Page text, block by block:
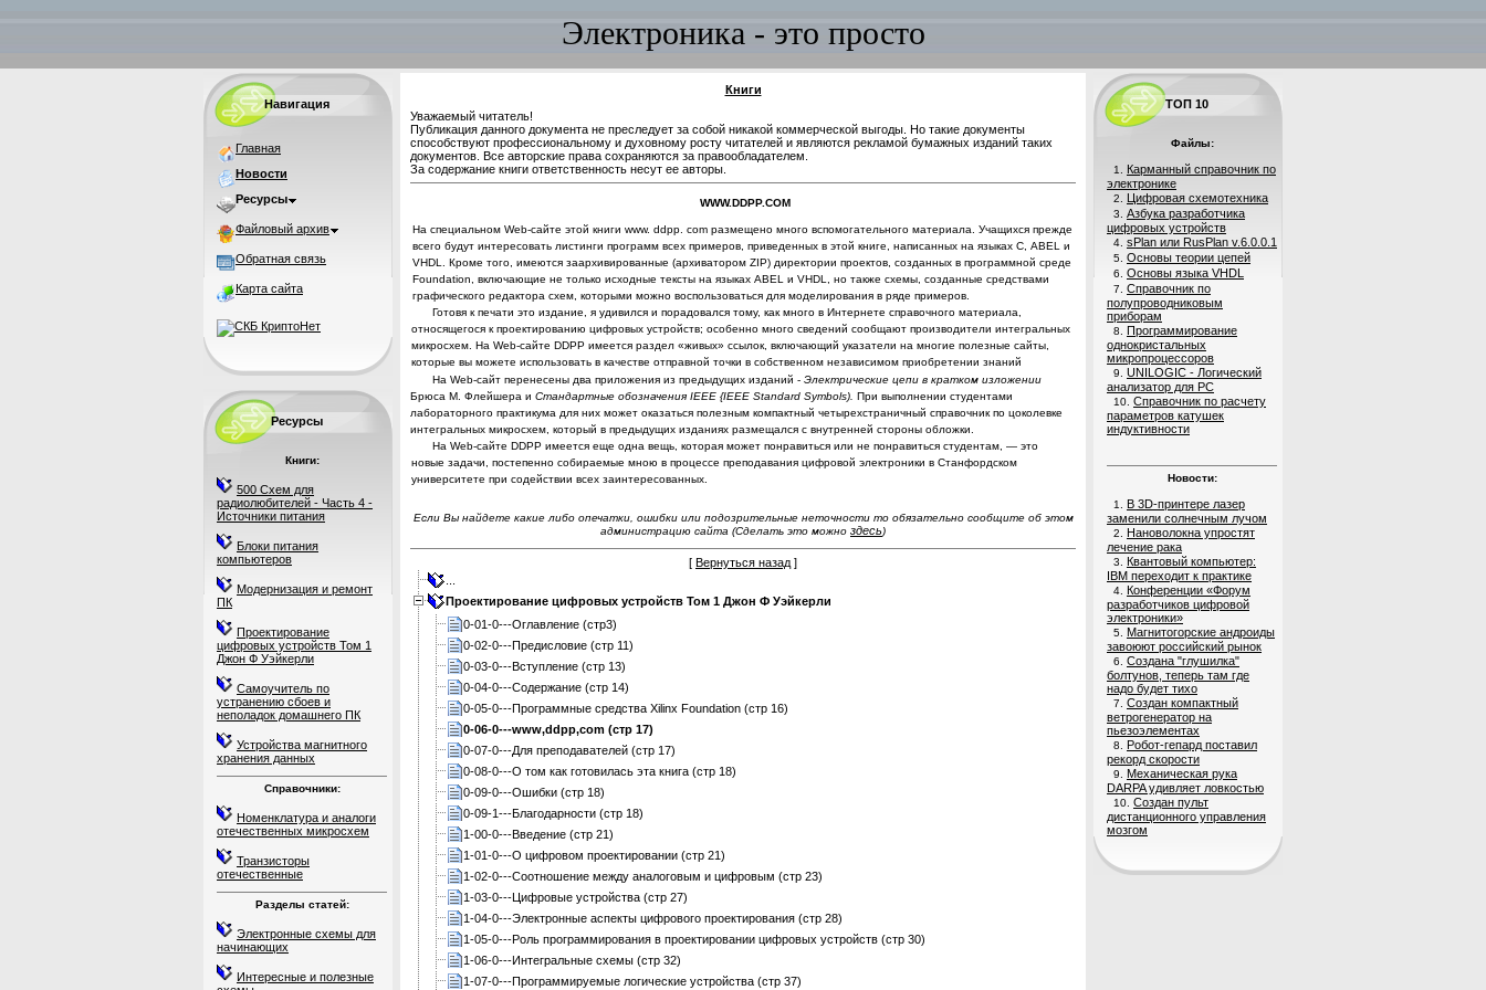
Электроника - это просто
Навигация
Главная
Новости
Ресурсы
Файловый архив
Обратная связь
Карта сайта
Ресурсы
Книги:
500 Схем для
радиолюбителей - Часть 4 -
Источники питания
Блоки питания
компьютеров
Модернизация и ремонт
ПК
Проектирование
цифровых устройств Том 1
Джон Ф Уэйкерли
Самоучитель по
устранению сбоев и
неполадок домашнего ПК
Устройства магнитного
хранения данных
Справочники:
Номенклатура и аналоги
отечественных микросхем
Транзисторы
отечественные
Разделы статей:
Электронные схемы для
начинающих
Интересные и полезные
Книги
Уважаемый читатель!
Публикация данного документа не преследует за собой никакой коммерческой выгоды. Но такие документы
способствуют профессиональному и духовному росту читателей и являются рекламой бумажных изданий таких
документов. Все авторские права сохраняются за правообладателем.
За содержание книги ответственность несут ее авторы.
WWW.DDPP.COM
На специальном Web-сайте этой книги www. ddpp. com размещено много вспо­могательного материала. Учащихся прежде
всего будут интересовать листинги программ всех примеров, приведенных в этой книге, написанных на языкахС, ABEL
и
VHDL
. Кроме того, имеются заархивированные (архиватором ZIP) ди­ректории проектов, созданных в программной среде
Foundation , включающие не только исходные тексты на языках ABEL и VHDL
, но также схемы, созданные средствами
графического редактора схем, которыми можно воспользоваться для моделирования в ряде примеров.
Готовя к печати это издание, я удивился и порадовался тому, как много в Ин­тернете справочного материала,
относящегося к проектированию цифровых уст­ройств; особенно много сведений сообщают производители интегральных
мик­росхем. На Web-сайте DDPP имеется раздел «живых» ссылок, включающий указатели на многие полезные сайты,
которые вы можете использовать в каче­стве отправной точки в собственном независимом приобретении знаний
НаWeb-сайт перенесены два приложения из предыдущих изданий -Элект­рические цепи в кратком изложении
Брюса М. Флейшера и Стандартные обо­значения IEEE {IEEE Standard Symbols). При выполнении студентами
лаборатор­ного практикума для них может оказаться полезным компактный четырехстраничный справочник по цоколевке
интегральных микросхем, кото­рый в предыдущих изданиях размещался с внутренней стороны обложки.
На Web-сайте DDPP имеется еще одна вещь, которая может понравиться или не понравиться студентам, — это
новые задачи, постепенно собираемые мною в процессе преподавания цифровой электроники в Станфордском
университете при содействии всех заинтересованных.
Если Вы найдете какие либо опечатки, ошибки или подозрительные неточности то обязательно сообщите об этом
администрацию сайта (Сделать это можно здесь)
[ Вернуться назад ]
Проектирование цифровых устройств Том 1 Джон Ф Уэйкерли
0-01-0---Оглавление (стр3)
0-02-0---Предисловие (стр 11)
0-03-0---Вступление (стр 13)
0-04-0---Содержание (стр 14)
0-05-0---Программные средства Xilinx Foundation (стр 16)
0-06-0---www,ddpp,com (стр 17)
0-07-0---Для преподавателей (стр 17)
0-08-0---О том как готовилась эта книга (стр 18)
0-09-0---Ошибки (стр 18)
0-09-1---Благодарности (стр 18)
1-00-0---Введение (стр 21)
1-01-0---О цифровом проектировании (стр 21)
1-02-0---Соотношение между аналоговым и цифровым (стр 23)
1-03-0---Цифровые устройства (стр 27)
1-04-0---Электронные аспекты цифрового проектирования (стр 28)
1-05-0---Роль программирования в проектировании цифровых устройств (стр 30)
1-06-0---Интегральные схемы (стр 32)
1-07-0---Программируемые логические устройства (стр 37)
ТОП 10
Файлы:
1. Карманный справочник по
электронике
2. Цифровая схемотехника
3. Азбука разработчика
цифровых устройств
4. sPlan или RusPlan v.6.0.0.1
5. Основы теории цепей
6. Основы языка VHDL
7. Справочник по
полупроводниковым
приборам
8. Программирование
однокристальных
микропроцессоров
9. UNILOGIC - Логический
анализатор для PC
10. Справочник по расчету
параметров катушек
индуктивности
Новости:
1. В 3D-принтере лазер
заменили солнечным лучом
2. Нановолокна упростят
лечение рака
3. Квантовый компьютер:
IBM переходит к практике
4. Конференции «Форум
разработчиков цифровой
электроники»
5. Магнитогорские андроиды
завоюют российский рынок
6. Создана "глушилка"
болтунов, теперь там где
надо будет тихо
7. Создан компактный
ветрогенератор на
пьезоэлементах
8. Робот-гепард поставил
рекорд скорости
9. Механическая рука
DARPA удивляет ловкостью
10. Создан пульт
дистанционного управления
мозгом